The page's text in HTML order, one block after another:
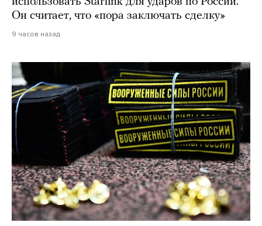
Он считает, что «пора заключать сделку»
9 часов назад